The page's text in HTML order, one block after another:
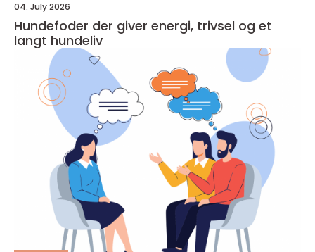
04. July 2026
Hundefoder der giver energi, trivsel og et
langt hundeliv